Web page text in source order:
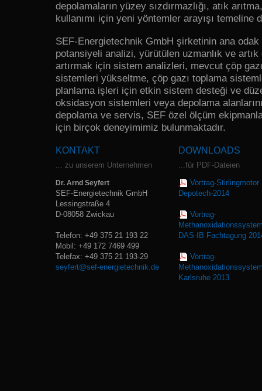
depolamaların yüzey sızdırmazlığı, atık
kullanımı için yeni yöntemler arayışı temeline
SEF-Energietechnik GmbH şirketinin ana odak
potansiyeli analizi, yürütülen uzmanlık ve
artırmak için sistem analizleri, mevcut çöp
sistemleri yükseltme, çöp gazı toplama
planlama işleri için etkin sistem desteği ve
oksidasyon sistemleri veya depolama
depolama ve servis, SEF özel ölçüm
için birçok deneyimimiz bulunmaktadır.
KONTAKT
... zu unserem Unternehmen
Dr. Arnd Seyfert
SEF-Energietechnik GmbH
Lessingstraße 4
D-08058 Zwickau
Telefon: +49 375 21 193 22
Mobil: +49 172 7469 499
Telefax: +49 375 21 193-29
seyfert@sef-energietechnik.de
DOWNLOADS
...für PDF-Dateien
Vortrag-Stirlingmotor
Depotech-2014
Vortrag-
DAS-IB Fachtagung
Vortrag-
Karlsruhe 2013